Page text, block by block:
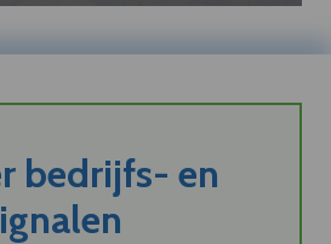
bedrijfs- en